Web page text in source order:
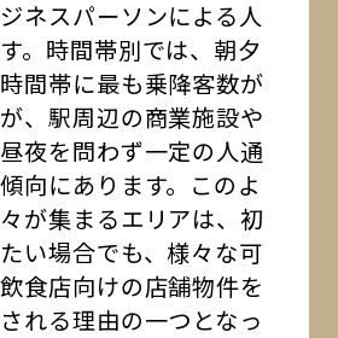
ネスパーソンによる人
。時間帯別では、朝夕
間帯に最も乗降客数が
、駅周辺の商業施設や
夜を問わず一定の人通
向にあります。このよ
が集まるエリアは、初
い場合でも、様々な可
食店向けの店舗物件を
れる理由の一つとなっ